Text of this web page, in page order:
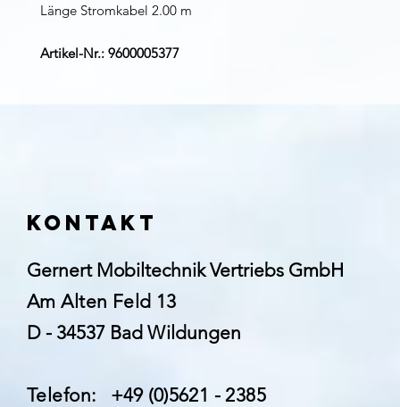
Länge Stromkabel 2.00 m
Artikel-Nr.: 9600005377
Kontakt
Gernert Mobiltechnik Vertriebs GmbH
Am Alten Feld 13
D - 34537 Bad Wildungen
Telefon: +49 (0)5621 - 2385